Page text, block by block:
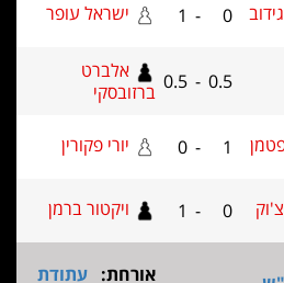
ישראל עופר
אלברט
יורי פקורין
ויקטור ברמן